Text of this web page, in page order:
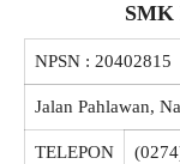
SMK
NPSN : 20402815
Jalan Pahlawan,
TELEPON